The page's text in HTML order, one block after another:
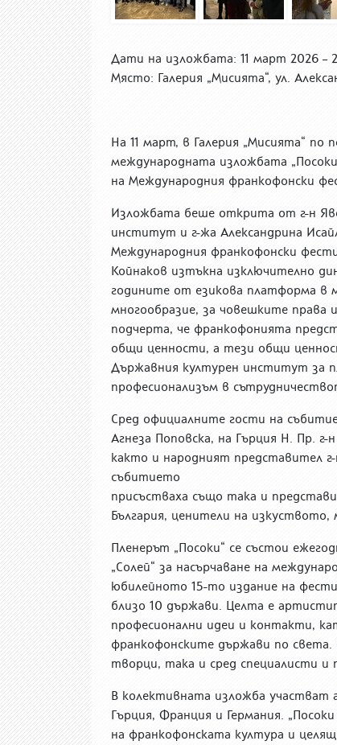
Дати на изложбата: 11 март 2026 –
Място: Галерия „Мисията“, ул.
На 11 март, в Галерия „Мисията“
международната изложбата
на Международния франкофонски
Изложбата беше открита от г-н
институт и г-жа Александрина
Международния франкофонски
Койнаков изтъкна изключително
годините от езикова платформа в
многообразие, за човешките права
подчерта, че франкофонията
общи ценности, а тези общи
Държавния културен институт за
професионализъм в
Сред официалните гости на
Агнеза Поповска, на Гърция Н. Пр.
както и народният представител
събитието
присъстваха също така и
България, ценители на изкуството,
Пленерът „Посоки“ се състои
„Солей“ за насърчаване на
юбилейното 15-то издание на
близо 10 държави. Целта е
професионални идеи и контакти,
франкофонските държави по
творци, така и сред специалисти и
В колективната изложба участват
Гърция, Франция и Германия.
на франкофонската култура и